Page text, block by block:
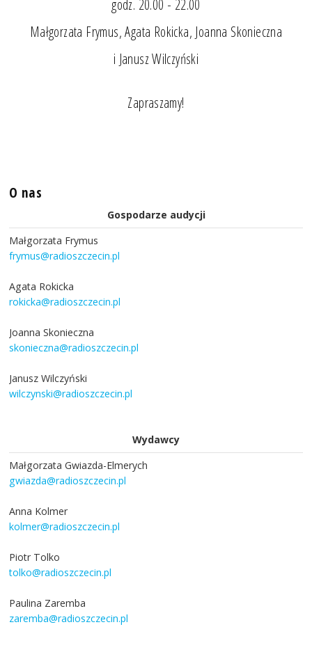
godz. 20.00 - 22.00
Małgorzata Frymus, Agata Rokicka, Joanna Skonieczna
i Janusz Wilczyński
Zapraszamy!
O nas
Gospodarze audycji
Małgorzata Frymus
frymus@radioszczecin.pl
Agata Rokicka
rokicka@radioszczecin.pl
Joanna Skonieczna
skonieczna@radioszczecin.pl
Janusz Wilczyński
wilczynski@radioszczecin.pl
Wydawcy
Małgorzata Gwiazda-Elmerych
gwiazda@radioszczecin.pl
Anna Kolmer
kolmer@radioszczecin.pl
Piotr Tolko
tolko@radioszczecin.pl
Paulina Zaremba
zaremba@radioszczecin.pl